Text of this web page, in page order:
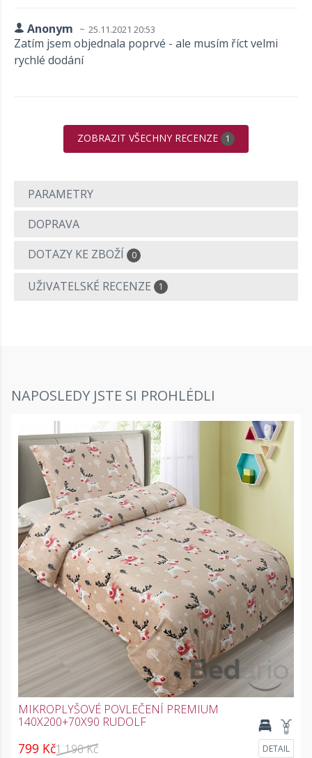
Anonym 25.11.2021 20:53
Zatím jsem objednala poprvé - ale musím říct velmi
rychlé dodání
ZOBRAZIT VŠECHNY RECENZE 1
PARAMETRY
DOPRAVA
DOTAZY KE ZBOŽÍ
0
UŽIVATELSKÉ RECENZE 1
NAPOSLEDY JSTE SI PROHLÉDLI
MIKROPLYŠOVÉ POVLEČENÍ PREMIUM
140X200+70X90 RUDOLF
799 Kč1 190 Kč DETAIL